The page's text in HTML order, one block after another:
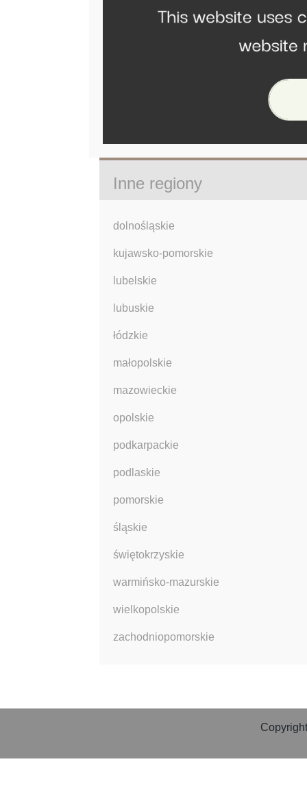
Inne regiony
dolnośląskie
kujawsko-pomorskie
lubelskie
lubuskie
łódzkie
małopolskie
mazowieckie
opolskie
podkarpackie
podlaskie
pomorskie
śląskie
świętokrzyskie
warmińsko-mazurskie
wielkopolskie
zachodniopomorskie